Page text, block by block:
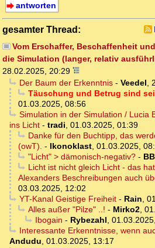
antworten
gesamter Thread:
Vom Erschaffer, Beschaffenheit
die Simulation (langer, relativ
28.02.2025, 20:29
Der Baum der Erkenntnis- Veedel,
Täuschung und Betrug sind
01.03.2025, 08:56
Simulation in der Simulation / Lucia
ins Licht - tradi, 01.03.2025, 01:39
Danke für den Buchtipp, das
(owT). - Ikonoklast, 01.03.2025,
"Licht" > dämonisch-negativ?-
Licht ist nicht gleich Licht - das
Alexanders Beschreibungen auch
03.03.2025, 12:02
YT-Kanal Geistige Freiheit- Rain,
Alles außer "Pilze" ..! - Mirko2,
Ibogain - Rybezahl,
Interessante Erkenntnisse, wenn
Andudu, 01.03.2025, 13:17